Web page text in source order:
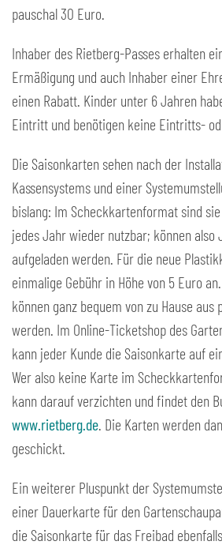
pauschal 30 Euro.
Inhaber des Rietberg-Passes erhalten
Ermäßigung und auch Inhaber einer
einen Rabatt. Kinder unter 6 Jahren
Eintritt und benötigen keine Eintritts-
Die Saisonkarten sehen nach der
Kassensystems und einer
bislang: Im Scheckkartenformat sind
jedes Jahr wieder nutzbar; können also
aufgeladen werden. Für die neue
einmalige Gebühr in Höhe von 5 Euro
können ganz bequem von zu Hause
werden. Im Online-Ticketshop des
kann jeder Kunde die Saisonkarte auf
Wer also keine Karte im
kann darauf verzichten und findet den
www.rietberg.de. Die Karten werden
geschickt.
Ein weiterer Pluspunkt der
einer Dauerkarte für den
die Saisonkarte für das Freibad